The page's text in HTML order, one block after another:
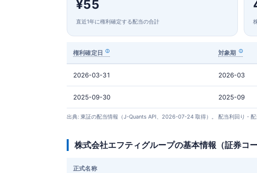
¥55
直近1年に権利確定する配当の合計
権利確定日 対象期
2026-03-31 2026-03
2025-09-30 2025-09
出典: 東証の配当情報（J-Quants API、2026-07-24 取得）。 配当利回り・
株式会社エフティグループの基本情報（証券コ
正式名称